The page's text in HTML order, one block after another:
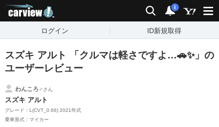
検索 通知
i
ログイン ID新規取得
スズキ アルト 「クルマは軽さですよ…🚗✨」の
ユーザーレビュー
わんころ♂ さん
スズキ アルト
グレード：L(CVT_0.66) 2021年式
乗車形式：マイカー